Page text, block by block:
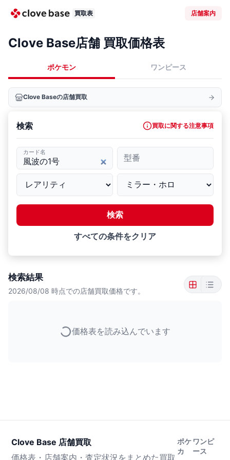
買取表 店舗案内
Clove Base店舗 買取価格表
ポケモン ワンピース
Clove Baseの店舗買取
検索 買取に関する注意事項
カード名
型番
検索
すべての条件をクリア
検索結果
2026/08/08 時点での店舗買取価格です。
価格表を読み込んでいます
Clove Base 店舗買取
価格表・店舗案内・査定状況をまとめた買取
ポケ
カ
ワンピ
ース